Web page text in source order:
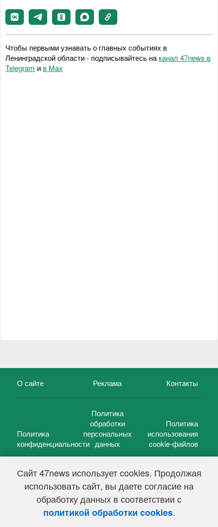
Сайт 47news использует cookies. Продолжая
использовать сайт, вы даете согласие на
обработку данных в соответствии с
политикой обработки cookies.
Чтобы первыми узнавать о главных событиях в
Ленинградской области - подписывайтесь на канал 47news в
Telegram и в Maх
О сайте Реклама Контакты
Политика
конфиденциальности
Политика
обработки
персональных
данных
Политика
использования
cookie-файлов
47 новостей (47 news)2005 — 2026 г.
Свидетельство о регистрации СМИ Эл № ФС 77-39848, выдано
Федеральной службой по надзору в сфере связи,
информационных технологий и массовых коммуникаций